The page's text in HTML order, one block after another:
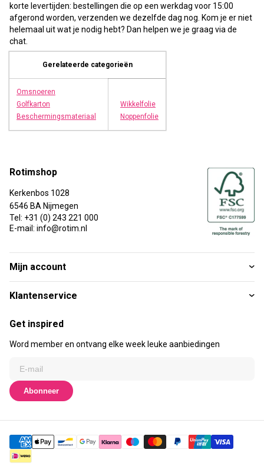
korte levertijden: bestellingen die op een werkdag voor 15:00
afgerond worden, verzenden we dezelfde dag nog. Kom je er niet
helemaal uit wat je nodig hebt? Dan helpen we je graag via de
chat.
Gerelateerde categorieën
Omsnoeren
Golfkarton
Beschermingsmateriaal
Wikkelfolie
Noppenfolie
Rotimshop
Kerkenbos 1028
6546 BA Nijmegen
Tel: +31 (0) 243 221 000
E-mail: info@rotim.nl
Mijn account
Klantenservice
Get inspired
Word member en ontvang elke week leuke aanbiedingen
Abonneer